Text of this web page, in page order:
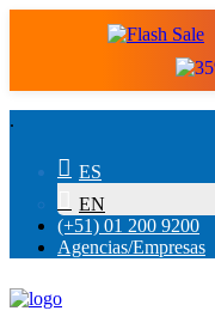
.
ES
EN
(+51) 01 200 9200
Agencias/Empresas